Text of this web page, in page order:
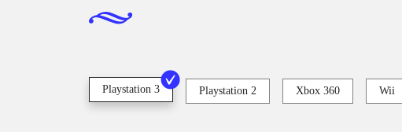
Playstation 3 Playstation 2 Xbox 360 Wii